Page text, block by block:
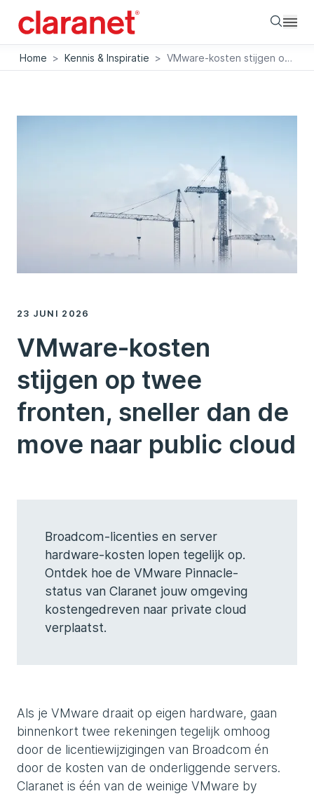
Home > Kennis & Inspiratie > VMware-kosten stijgen op twee fronten, sneller dan de move naar public cloud
23 JUNI 2026
VMware-kosten
stijgen op twee
fronten, sneller dan de
move naar public cloud
Broadcom-licenties en server
hardware-kosten lopen tegelijk op.
Ontdek hoe de VMware Pinnacle-
status van Claranet jouw omgeving
kostengedreven naar private cloud
verplaatst.
Als je VMware draait op eigen hardware, gaan
binnenkort twee rekeningen tegelijk omhoog
door de licentiewijzigingen van Broadcom én
door de kosten van de onderliggende servers.
Claranet is één van de weinige VMware by